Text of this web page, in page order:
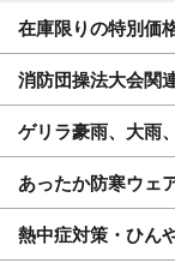
在庫限りの特別価
消防団操法大会関
ゲリラ豪雨、大雨
あったか防寒ウェ
熱中症対策・ひん